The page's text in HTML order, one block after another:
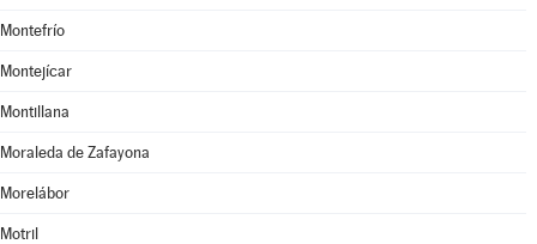
Montefrío
Montejícar
Montillana
Moraleda de Zafayona
Morelábor
Motril